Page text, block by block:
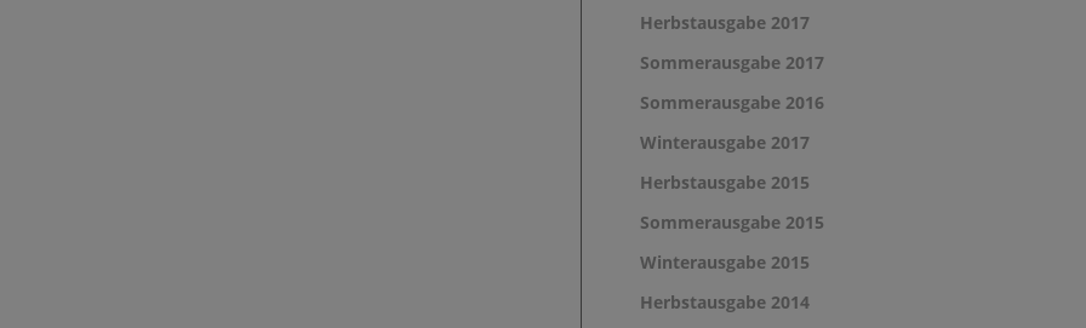
Herbstausgabe 2017
Sommerausgabe 2017
Sommerausgabe 2016
Winterausgabe 2017
Herbstausgabe 2015
Sommerausgabe 2015
Winterausgabe 2015
Herbstausgabe 2014